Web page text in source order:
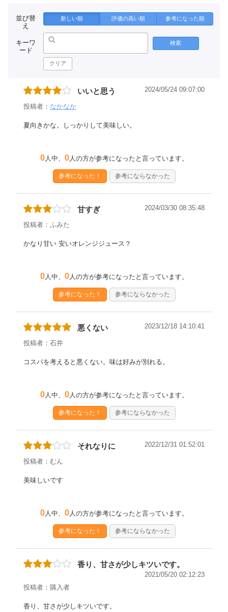
並び替
え
新しい順 評価の高い順 参考になった順
キーワ
ード
検索
クリア
いいと思う 2024/05/24 09:07:00
投稿者： なかなか
夏向きかな。しっかりして美味しい。
0人中、 0人の方が参考になったと言っています。
参考になった！ 参考にならなかった
甘すぎ 2024/03/30 08:35:48
投稿者：ふみた
かなり甘い 安いオレンジジュース？
0人中、 0人の方が参考になったと言っています。
参考になった！ 参考にならなかった
悪くない 2023/12/18 14:10:41
投稿者：石井
コスパを考えると悪くない。味は好みが別れる。
0人中、 0人の方が参考になったと言っています。
参考になった！ 参考にならなかった
それなりに 2022/12/31 01:52:01
投稿者：むん
美味しいです
0人中、 0人の方が参考になったと言っています。
参考になった！ 参考にならなかった
香り、甘さが少しキツいです。
2021/05/20 02:12:23
投稿者：購入者
香り、甘さが少しキツいです。